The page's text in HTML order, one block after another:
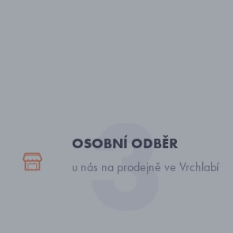
OSOBNÍ ODBĚR
u nás na prodejně ve Vrchlabí